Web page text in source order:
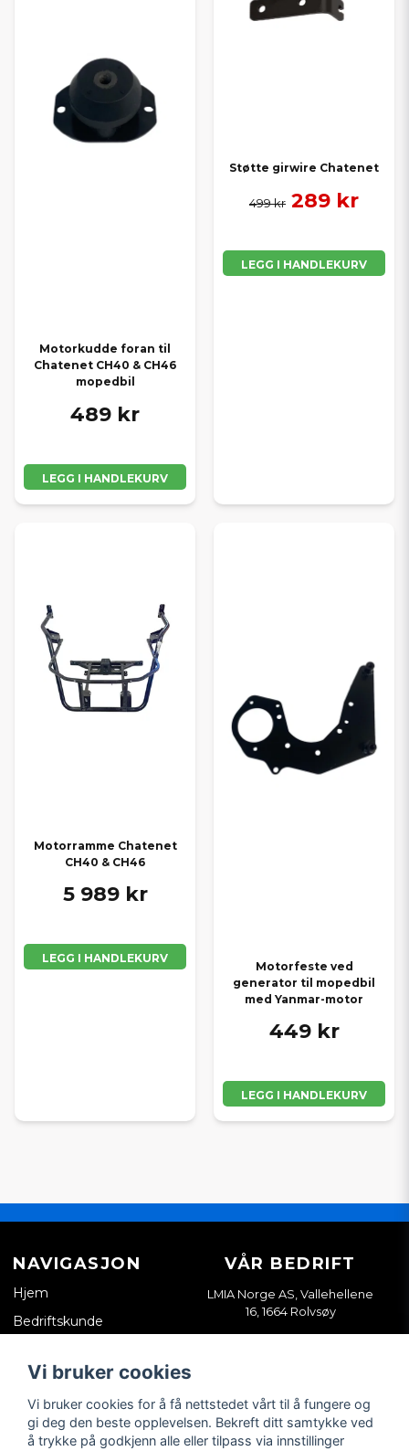
Motorkudde foran til
Chatenet CH40 & CH46
mopedbil
489 kr
LEGG I HANDLEKURV
Støtte girwire Chatenet
499 kr 289 kr
LEGG I HANDLEKURV
Motorramme Chatenet
CH40 & CH46
5 989 kr
LEGG I HANDLEKURV
Motorfeste ved
generator til mopedbil
med Yanmar-motor
449 kr
LEGG I HANDLEKURV
NAVIGASJON
Hjem
Bedriftskunde
Salgsvilkår
Tips & guider
VÅR BEDRIFT
LMIA Norge AS, Vallehellene
16, 1664 Rolvsøy
Org. nr. 933898814
SOSIALE MEDIER MIN KONTO
Vi bruker cookies
Vi bruker cookies for å få nettstedet vårt til å fungere og
gi deg den beste opplevelsen. Bekreft ditt samtykke ved
å trykke på godkjenn alle eller tilpass via innstillinger